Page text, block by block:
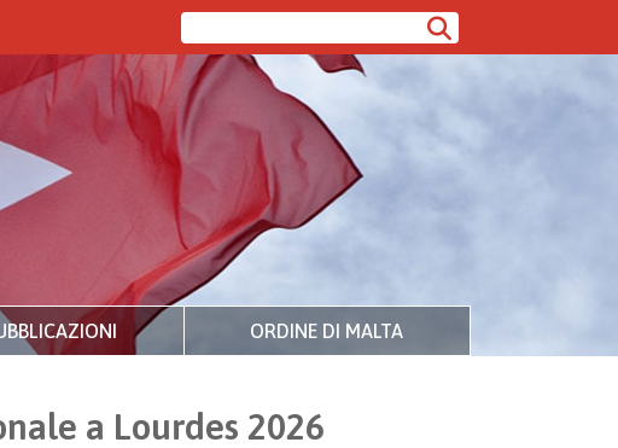
ORDINE DI MALTA
a Lourdes 2026